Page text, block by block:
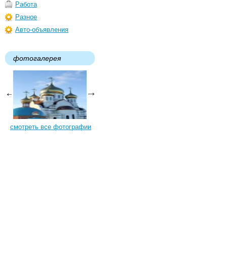
Работа
Разное
Авто-объявления
фотогалерея
смотреть все фотографии